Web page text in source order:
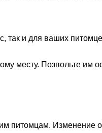
так и для ваших
месту. Позвольте им
питомцам. Изменение